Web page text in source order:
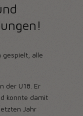
gespielt, alle
der U18. Er
konnte damit
Jahr